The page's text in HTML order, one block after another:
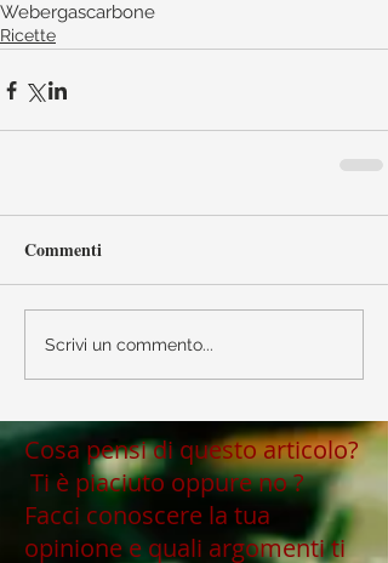
Webergascarbone
Ricette
Commenti
Scrivi un commento...
Cosa pensi di questo articolo?
Ti è piaciuto oppure no ?
Facci conoscere la tua
opinione e quali argomenti ti